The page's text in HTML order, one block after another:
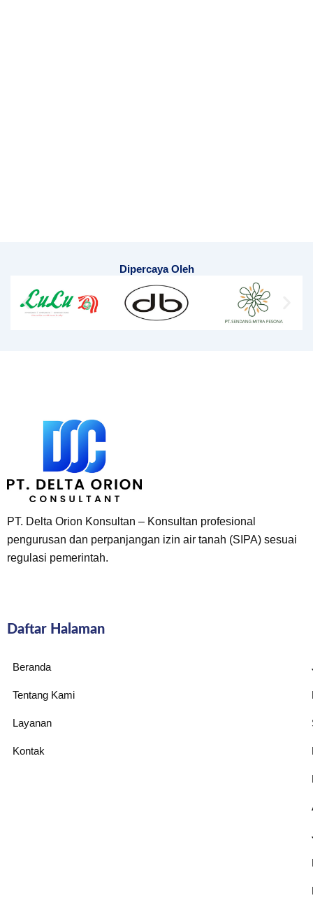
Dipercaya Oleh
PT. Delta Orion Konsultan – Konsultan profesional
pengurusan dan perpanjangan izin air tanah (SIPA) sesuai
regulasi pemerintah.
Daftar Halaman
Beranda
Tentang Kami
Layanan
Kontak